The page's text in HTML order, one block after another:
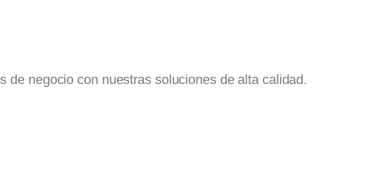
de negocio con nuestras soluciones de alta calidad.